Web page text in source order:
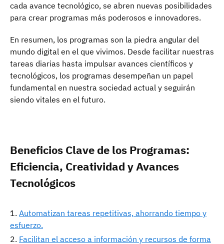
cada avance tecnológico, se abren nuevas posibilidades
para crear programas más poderosos e innovadores.
En resumen, los programas son la piedra angular del
mundo digital en el que vivimos. Desde facilitar nuestras
tareas diarias hasta impulsar avances científicos y
tecnológicos, los programas desempeñan un papel
fundamental en nuestra sociedad actual y seguirán
siendo vitales en el futuro.
Beneficios Clave de los Programas:
Eficiencia, Creatividad y Avances
Tecnológicos
Automatizan tareas repetitivas, ahorrando tiempo y
esfuerzo.
Facilitan el acceso a información y recursos de forma